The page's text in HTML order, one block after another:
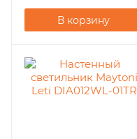
В корзину